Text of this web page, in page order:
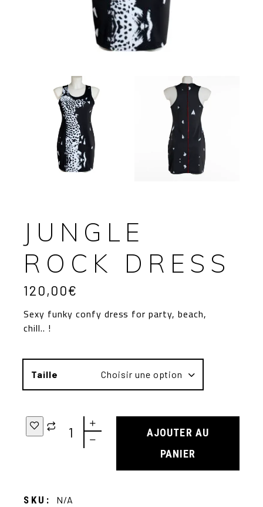
JUNGLE
ROCK DRESS
120,00€
Sexy funky confy dress for party, beach,
chill.. !
Taille Choisir une option
AJOUTER AU
PANIER
SKU: N/A